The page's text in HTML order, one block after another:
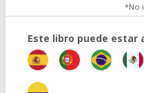
*No
Este libro puede estar